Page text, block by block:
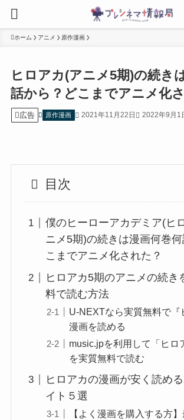
ホーム アニメ 原作漫画
ヒロアカ(アニメ5期)の続き
話から？どこまでアニメ化
広告 原作漫画 2021年11月22日 2022年9月1
目次
僕のヒーローアカデミア(ヒ
ニメ5期)の続きは漫画何巻
こまでアニメ化された？
ヒロアカ5期のアニメの続き
料で読む方法
U-NEXTなら実質無料で『
漫画を読める
music.jpを利用して「ヒロ
を実質無料で読む
ヒロアカの漫画が安く読め
イト５選
【よく漫画を購入する方